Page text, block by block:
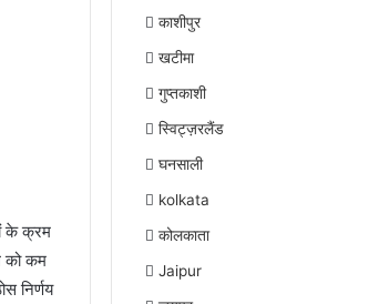
के क्रम
को कम
निर्णय
काशीपुर
खटीमा
गुप्तकाशी
स्विट्ज़रलैंड
घनसाली
kolkata
कोलकाता
Jaipur